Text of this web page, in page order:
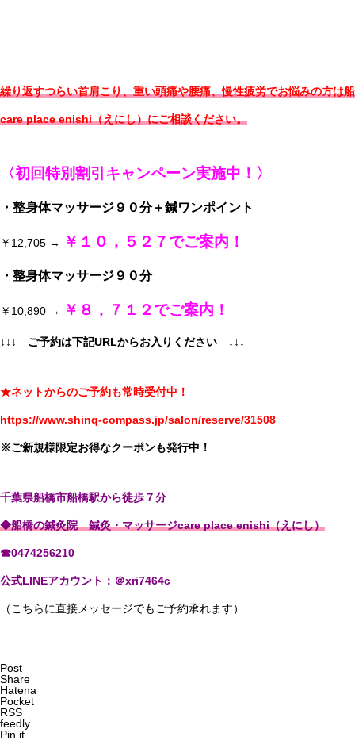
繰り返すつらい首肩こり、重い頭痛や腰痛、慢性疲労でお悩みの方
care place enishi（えにし）にご相談ください。
〈初回特別割引キャンペーン実施中！〉
・整身体マッサージ９０分＋鍼ワンポイント
￥12,705 → ￥１０，５２７でご案内！
・整身体マッサージ９０分
￥10,890 → ￥８，７１２でご案内！
↓↓↓ ご予約は下記URLからお入りください ↓↓↓
★ネットからのご予約も常時受付中！
https://www.shinq-compass.jp/salon/reserve/31508
※ご新規様限定お得なクーポンも発行中！
千葉県船橋市船橋駅から徒歩７分
◆船橋の鍼灸院 鍼灸・マッサージcare place enishi（えにし）
☎0474256210
公式LINEアカウント：＠xri7464c
（こちらに直接メッセージでもご予約承れます）
Post
Share
Hatena
Pocket
RSS
feedly
Pin it